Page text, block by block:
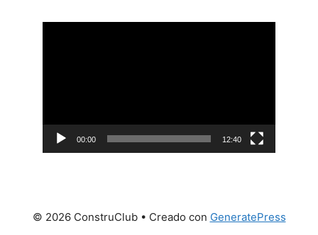
00:00 12:40
© 2026 ConstruClub• Creado con GeneratePress